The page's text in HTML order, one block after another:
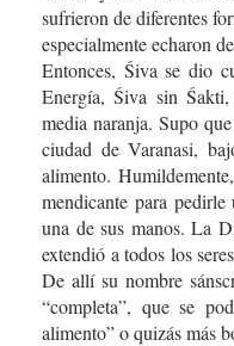
sufrieron de diferentes
especialmente echaron
Entonces, Śiva se dio
Energía, Śiva sin
media naranja. Supo
ciudad de Varanasi,
alimento.
mendicante para
una de sus manos. La
extendió a todos los
De allí su nombre
“completa”, que se
alimento” o quizás más